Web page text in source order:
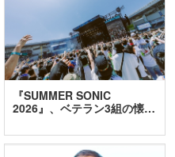
『SUMMER SONIC
2026』、ベテラン3組の懐…